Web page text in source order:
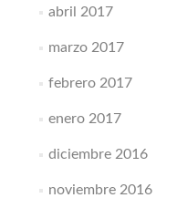
abril 2017
marzo 2017
febrero 2017
enero 2017
diciembre 2016
noviembre 2016